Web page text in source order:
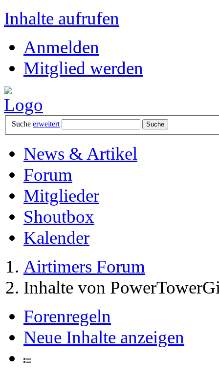
Inhalte aufrufen
Anmelden
Mitglied werden
Suche erweitert
News & Artikel
Forum
Mitglieder
Shoutbox
Kalender
Airtimers Forum
Inhalte von
Forenregeln
Neue Inhalte anzeigen